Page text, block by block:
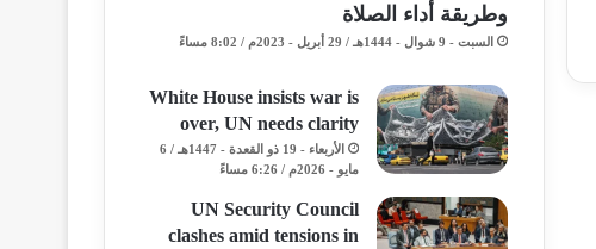
وطريقة أداء الصلاة
السبت - 9 شوال - 1444هـ / 29 أبريل - 2023م / 8:02 مساءً
White House insists war is
over, UN needs clarity
الأربعاء - 19 ذو القعدة - 1447هـ / 6
مايو - 2026م / 6:26 مساءً
UN Security Council
clashes amid tensions in